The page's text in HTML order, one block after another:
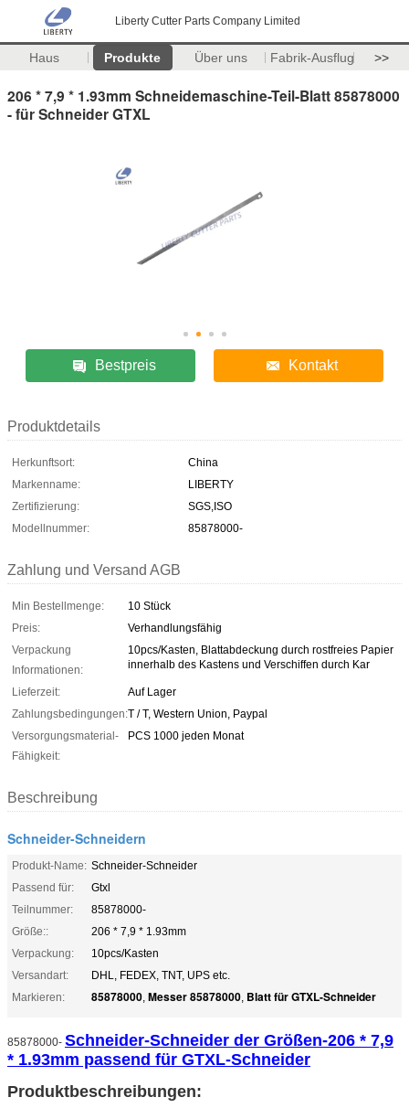
Liberty Cutter Parts Company Limited
Haus Produkte Über uns Fabrik-Ausflug >>
206 * 7,9 * 1.93mm Schneidemaschine-Teil-Blatt 85878000
- für Schneider GTXL
Bestpreis Kontakt
Produktdetails
Herkunftsort:
China
Markenname:
LIBERTY
Zertifizierung:
SGS,ISO
Modellnummer:
85878000-
Zahlung und Versand AGB
Min Bestellmenge:
10 Stück
Preis:
Verhandlungsfähig
Verpackung
Informationen:
10pcs/Kasten, Blattabdeckung durch rostfreies Papier
innerhalb des Kastens und Verschiffen durch Kar
Lieferzeit:
Auf Lager
Zahlungsbedingungen:T / T, Western Union, Paypal
Versorgungsmaterial-
Fähigkeit:
PCS 1000 jeden Monat
Beschreibung
Schneider-Schneidern
Produkt-Name: Schneider-Schneider
Passend für:
Gtxl
Teilnummer:
85878000-
Größe::
206 * 7,9 * 1.93mm
Verpackung:
10pcs/Kasten
Versandart:
DHL, FEDEX, TNT, UPS etc.
Markieren:
85878000, Messer 85878000, Blatt für GTXL-Schneider
85878000- Schneider-Schneider der Größen-206 * 7,9
* 1.93mm passend für GTXL-Schneider
Produktbeschreibungen: